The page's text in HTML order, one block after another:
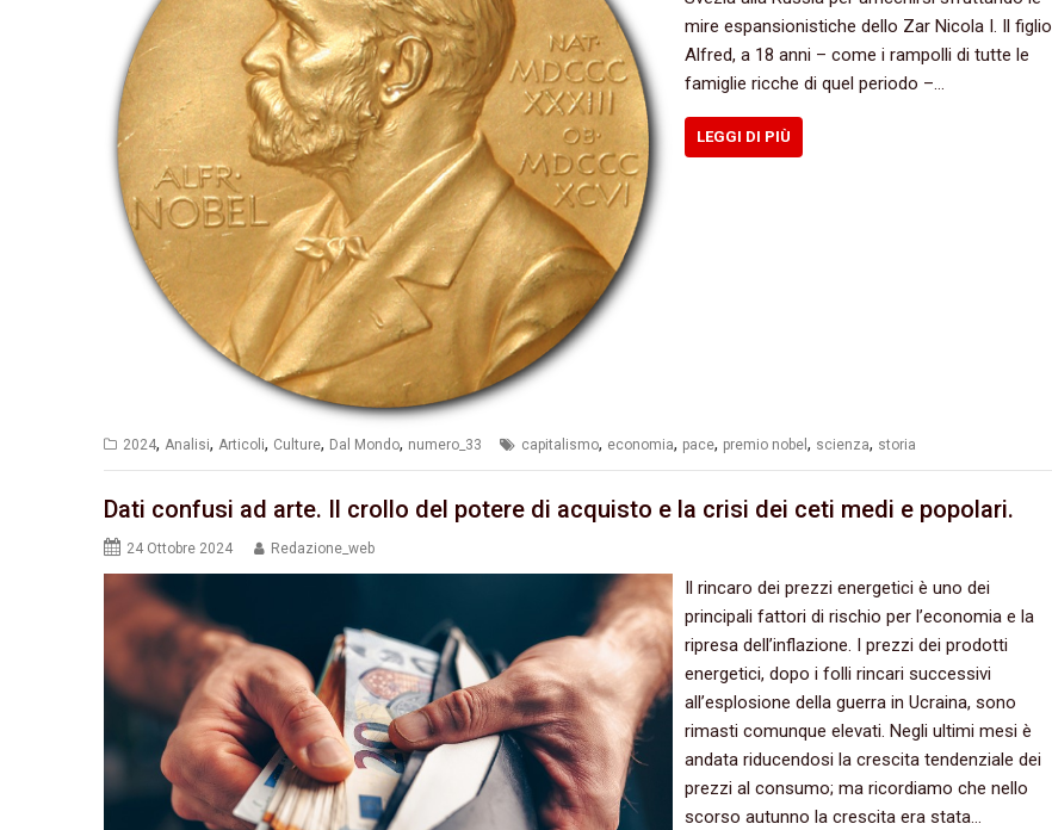
mire espansionistiche dello Zar Nicola I. Il figlio
Alfred, a 18 anni – come i rampolli di tutte le
famiglie ricche di quel periodo –…
LEGGI DI PIÙ
2024, Analisi, Articoli, Culture, Dal Mondo, numero_33 capitalismo, economia, pace, premio nobel , scienza, storia
Dati confusi ad arte. Il crollo del potere di acquisto e la crisi dei ceti medi e popolari.
24 Ottobre 2024 Redazione_web
Il rincaro dei prezzi energetici è uno dei
principali fattori di rischio per l’economia e la
ripresa dell’inflazione. I prezzi dei prodotti
energetici, dopo i folli rincari successivi
all’esplosione della guerra in Ucraina, sono
rimasti comunque elevati. Negli ultimi mesi è
andata riducendosi la crescita tendenziale dei
prezzi al consumo; ma ricordiamo che nello
scorso autunno la crescita era stata…